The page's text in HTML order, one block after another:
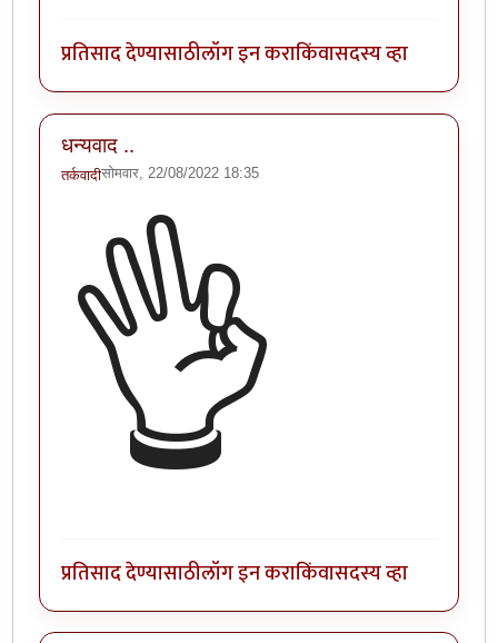
प्रतिसाद देण्यासाठीलॉग इन कराकिंवासदस्य व्हा
धन्यवाद ..
तर्कवादीसोमवार, 22/08/2022 18:35
👌
प्रतिसाद देण्यासाठीलॉग इन कराकिंवासदस्य व्हा